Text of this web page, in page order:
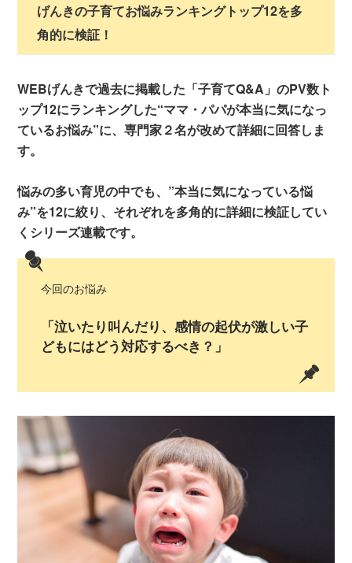
げんきの子育てお悩みランキングトップ12を多
角的に検証！
WEBげんきで過去に掲載した「子育てQ&A」のPV数ト
ップ12にランキングした“ママ・パパが本当に気になっ
ているお悩み”に、専門家２名が改めて詳細に回答しま
す。
悩みの多い育児の中でも、”本当に気になっている悩
み”を12に絞り、それぞれを多角的に詳細に検証してい
くシリーズ連載です。
今回のお悩み
「泣いたり叫んだり、感情の起伏が激しい子
どもにはどう対応するべき？」